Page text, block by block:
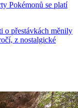
Pokémonů se platí
o přestávkách měnily
z nostalgické